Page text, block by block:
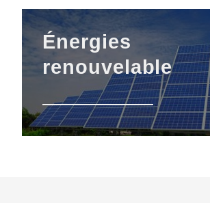
Énergies
renouvelable